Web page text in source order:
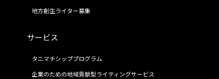
地方創生ライター募集
サービス
タニマチシッププログラム
企業のための地域貢献型ライティングサービス